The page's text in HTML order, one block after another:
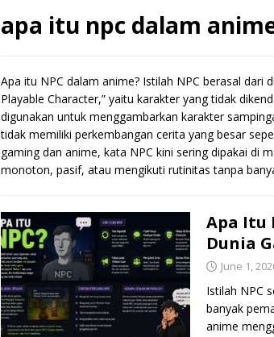
apa itu npc dalam
Apa itu NPC dalam anime? Istilah NPC berasal dari
Playable Character,” yaitu karakter yang tidak
digunakan untuk menggambarkan karakter
tidak memiliki perkembangan cerita yang besar
gaming dan anime, kata NPC kini sering dipakai di
monoton, pasif, atau mengikuti rutinitas tanpa
Apa Itu
Dunia
June 1,
Istilah NPC
banyak
anime